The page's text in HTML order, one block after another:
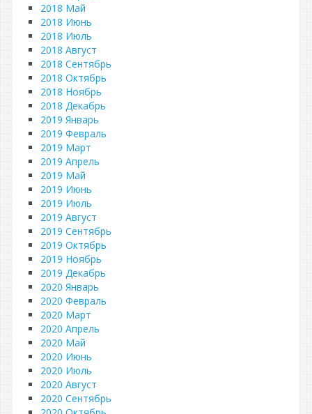
2018 Май
2018 Июнь
2018 Июль
2018 Август
2018 Сентябрь
2018 Октябрь
2018 Ноябрь
2018 Декабрь
2019 Январь
2019 Февраль
2019 Март
2019 Апрель
2019 Май
2019 Июнь
2019 Июль
2019 Август
2019 Сентябрь
2019 Октябрь
2019 Ноябрь
2019 Декабрь
2020 Январь
2020 Февраль
2020 Март
2020 Апрель
2020 Май
2020 Июнь
2020 Июль
2020 Август
2020 Сентябрь